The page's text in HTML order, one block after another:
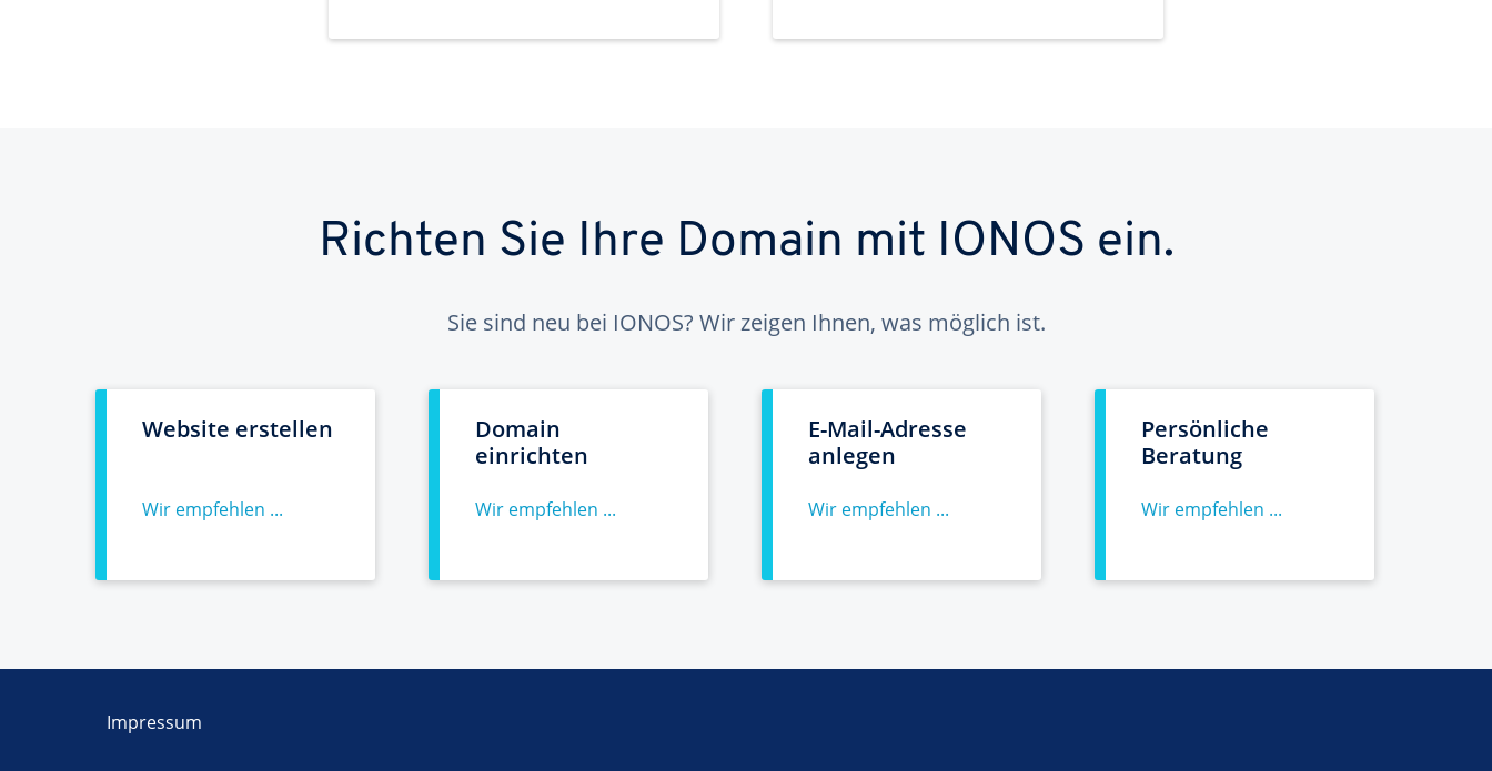
Richten Sie Ihre Domain mit IONOS ein.
Sie sind neu bei IONOS? Wir zeigen Ihnen, was möglich ist.
Website erstellen
Wir empfehlen ...
Domain
einrichten
Wir empfehlen ...
E-Mail-Adresse
anlegen
Wir empfehlen ...
Persönliche
Beratung
Wir empfehlen ...
Impressum